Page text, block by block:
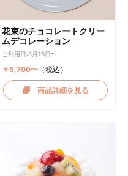
花束のチョコレートクリー
ムデコレーション
ご利用日:8月16日〜
￥5,700〜 （税込）
商品詳細を見る